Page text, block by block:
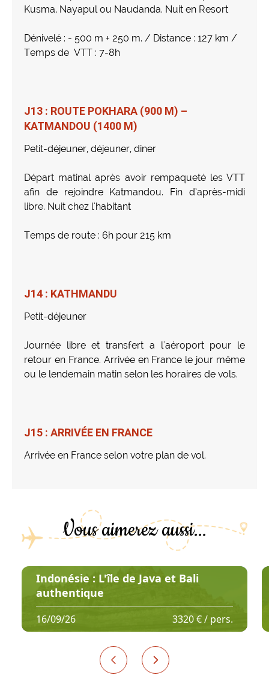
Kusma, Nayapul ou Naudanda. Nuit en Resort
Dénivelé : - 500 m + 250 m. / Distance : 127 km /
Temps de VTT : 7-8h
J13 : ROUTE POKHARA (900 M) –
KATMANDOU (1400 M)
Petit-déjeuner, déjeuner, diner
Départ matinal après avoir rempaqueté les VTT
afin de rejoindre Katmandou. Fin d’après-midi
libre. Nuit chez l'habitant
Temps de route : 6h pour 215 km
J14 : KATHMANDU
Petit-déjeuner
Journée libre et transfert a l'aéroport pour le
retour en France. Arrivée en France le jour même
ou le lendemain matin selon les horaires de vols.
J15 : ARRIVÉE EN FRANCE
Arrivée en France selon votre plan de vol.
Vous aimerez aussi...
Indonésie : L'île de Java et Bali
authentique
16/09/26 3320 € / pers.